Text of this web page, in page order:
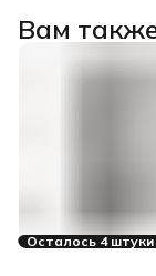
Вам
Осталось 4 штуки